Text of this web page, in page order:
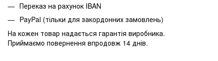
Переказ на рахунок IBAN
PayPal (тільки для закордонних замовлень)
На кожен товар надається гарантія виробника.
Приймаємо повернення впродовж 14 днів.